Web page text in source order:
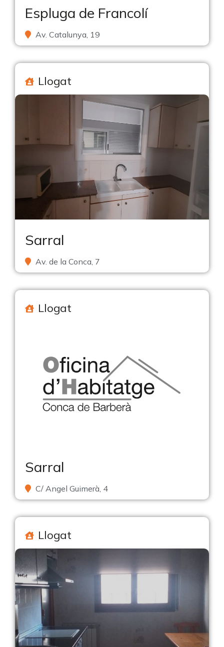
Espluga de Francolí
Av. Catalunya, 19
Llogat
Sarral
Av. de la Conca, 7
Llogat
Sarral
C/ Angel Guimerà, 4
Llogat